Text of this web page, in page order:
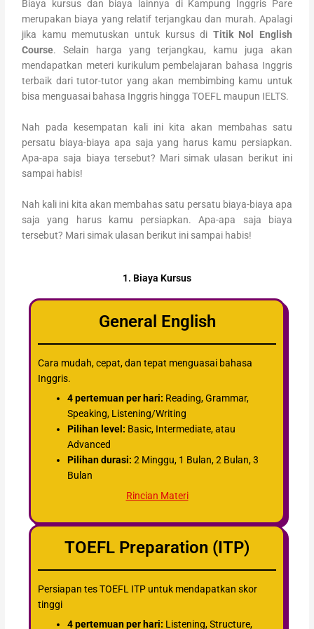
Biaya kursus dan biaya lainnya di Kampung Inggris Pare
merupakan biaya yang relatif terjangkau dan murah. Apalagi
jika kamu memutuskan untuk kursus di Titik Nol English
Course. Selain harga yang terjangkau, kamu juga akan
mendapatkan meteri kurikulum pembelajaran bahasa Inggris
terbaik dari tutor-tutor yang akan membimbing kamu untuk
bisa menguasai bahasa Inggris hingga TOEFL maupun IELTS.
Nah pada kesempatan kali ini kita akan membahas satu
persatu biaya-biaya apa saja yang harus kamu persiapkan.
Apa-apa saja biaya tersebut? Mari simak ulasan berikut ini
sampai habis!
Nah kali ini kita akan membahas satu persatu biaya-biaya apa
saja yang harus kamu persiapkan. Apa-apa saja biaya
tersebut? Mari simak ulasan berikut ini sampai habis!
1. Biaya Kursus
General English
Cara mudah, cepat, dan tepat menguasai bahasa
Inggris.
4 pertemuan per hari: Reading, Grammar,
Speaking, Listening/Writing
Pilihan level: Basic, Intermediate, atau
Advanced
Pilihan durasi: 2 Minggu, 1 Bulan, 2 Bulan, 3
Bulan
Rincian Materi
TOEFL Preparation (ITP)
Persiapan tes TOEFL ITP untuk mendapatkan skor
tinggi
4 pertemuan per hari: Listening, Structure,